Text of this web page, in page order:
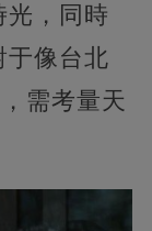
光，同時
于像台北
需考量天